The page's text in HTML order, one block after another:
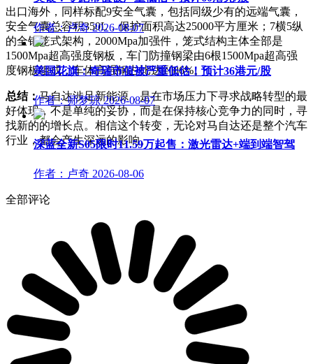
出口海外，同样标配9安全气囊，包括同级少有的远端气囊，
安全气囊总容积350L，保护面积高达25000平方厘米；7横5纵
的全钢笼式架构，2000Mpa加强件，笼式结构主体全部是
1500Mpa超高强度钢板，车门防撞钢梁由6根1500Mpa超高强
度钢板组成，车体高强钢占比达到86%。
总结：马自达涉足新能源，是在市场压力下寻求战略转型的最
好体现，不是单纯的妥协，而是在保持核心竞争力的同时，寻
找新的的增长点。相信这个转变，无论对马自达还是整个汽车
行业，都会产生深远的影响。
作者：卢奇 2026-08-07
美国花旗：奇瑞市值被严重低估！预计36港元/股
作者：师梦琼 2026-08-07
深蓝全新S05限时11.59万起售：激光雷达+端到端智驾
作者：卢奇 2026-08-06
全部评论